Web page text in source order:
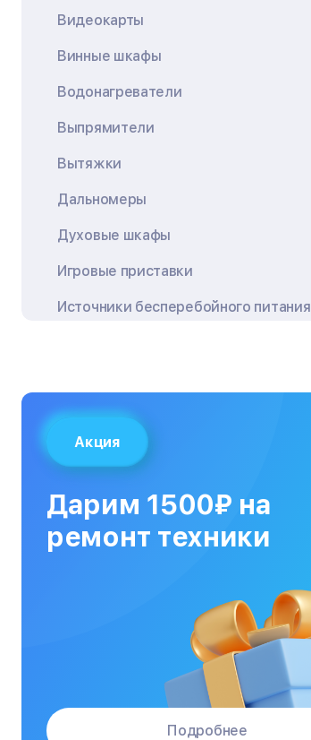
Видеокарты
Винные шкафы
Водонагреватели
Выпрямители
Вытяжки
Дальномеры
Духовые шкафы
Игровые приставки
Источники бесперебойного питания
Кофемашины
Кухонные плиты
МФУ
Микроволновые печи
Акция
Дарим 1500₽ на
ремонт техники
Подробнее